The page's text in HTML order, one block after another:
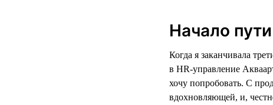
Начало пути
Когда я заканчивала
в HR-управление
хочу попробовать. С
вдохновляющей, и,